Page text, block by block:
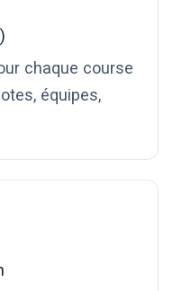
chaque course
équipes,